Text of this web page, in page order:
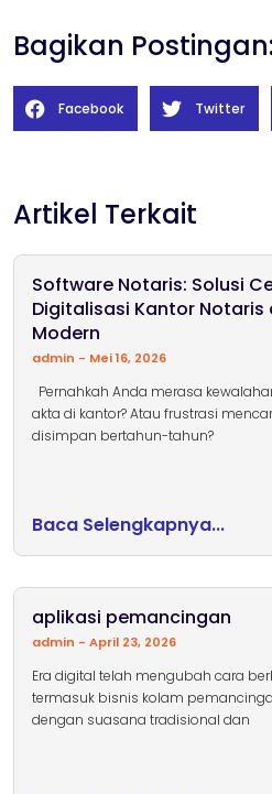
Bagikan Postingan:
Facebook Twitter
Artikel Terkait
Software Notaris: Solusi
Digitalisasi Kantor Notaris
Modern
admin Mei 16, 2026
Pernahkah Anda merasa
akta di kantor? Atau frustrasi
disimpan bertahun-tahun?
Baca Selengkapnya...
aplikasi pemancingan
admin April 23, 2026
Era digital telah mengubah cara
termasuk bisnis kolam
dengan suasana tradisional dan